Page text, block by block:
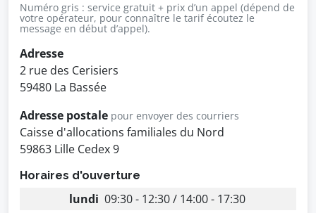
Numéro gris : service gratuit + prix d’un appel (dépend de
votre opérateur, pour connaître le tarif écoutez le
message en début d’appel).
Adresse
2 rue des Cerisiers
59480 La Bassée
Adresse postale pour envoyer des courriers
Caisse d'allocations familiales du Nord
59863 Lille Cedex 9
Horaires d'ouverture
lundi 09:30 - 12:30 / 14:00 - 17:30